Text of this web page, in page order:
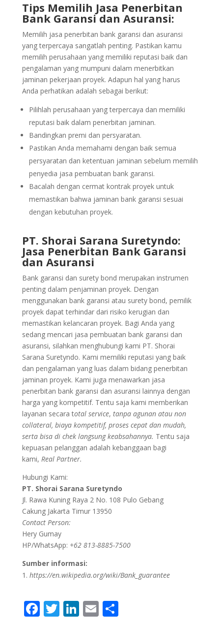
Tips Memilih Jasa Penerbitan
Bank Garansi dan Asuransi:
Memilih jasa penerbitan bank garansi dan asuransi
yang terpercaya sangatlah penting. Pastikan kamu
memilih perusahaan yang memiliki reputasi baik dan
pengalaman yang mumpuni dalam menerbitkan
jaminan pekerjaan proyek. Adapun hal yang harus
Anda perhatikan adalah sebagai berikut:
Pilihlah perusahaan yang terpercaya dan memiliki
reputasi baik dalam penerbitan jaminan.
Bandingkan premi dan persyaratan.
Pastikan Anda memahami dengan baik semua
persyaratan dan ketentuan jaminan sebelum memilih
penyedia jasa pembuatan bank garansi.
Bacalah dengan cermat kontrak proyek untuk
memastikan bahwa jaminan bank garansi sesuai
dengan kebutuhan proyek.
PT. Shorai Sarana Suretyndo:
Jasa Penerbitan Bank Garansi
dan Asuransi
Bank garansi dan surety bond merupakan instrumen
penting dalam penjaminan proyek. Dengan
menggunakan bank garansi atau surety bond, pemilik
proyek dapat terhindar dari risiko kerugian dan
memastikan kelancaran proyek. Bagi Anda yang
sedang mencari jasa pembuatan bank garansi dan
asuransi, silahkan menghubungi kami PT. Shorai
Sarana Suretyndo. Kami memiliki reputasi yang baik
dan pengalaman yang luas dalam bidang penerbitan
jaminan proyek. Kami juga menawarkan jasa
penerbitan bank garansi dan asuransi lainnya dengan
harga yang kompetitif. Tentu saja kami memberikan
layanan secara total service, tanpa agunan atau non
collateral, biaya kompetitif, proses cepat dan mudah,
serta bisa di chek langsung keabsahannya. Tentu saja
kepuasan pelanggan adalah kebanggaan bagi
kami, Real Partner.
Hubungi Kami:
PT. Shorai Sarana Suretyndo
Jl. Rawa Kuning Raya 2 No. 108 Pulo Gebang
Cakung Jakarta Timur 13950
Contact Person:
Hery Gumay
HP/WhatsApp: +62 813-8885-7500
Sumber informasi:
https://en.wikipedia.org/wiki/Bank_guarantee
F T Li E S